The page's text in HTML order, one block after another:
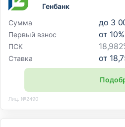
Генбанк
Сумма
до 3
Первый взнос от 10%
ПСК
Ставка от
Лиц. №2490